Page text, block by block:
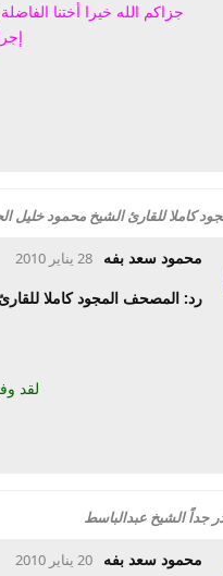
جزاكم الله خيرا أختنا
كاملا للقارئ الشيخ محمود خليل
محمود سعد بفه 28 يناير 2010
رد: المصحف المجود كاملا
لقد
جداً الشيخ عبدالباسط
محمود سعد بفه 20 يناير 2010